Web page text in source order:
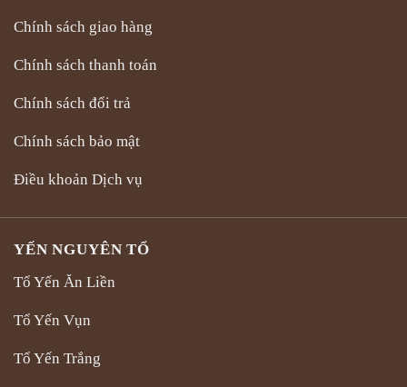
Chính sách giao hàng
Chính sách thanh toán
Chính sách đổi trả
Chính sách bảo mật
Điều khoản Dịch vụ
YẾN NGUYÊN TỔ
Tổ Yến Ăn Liền
Tổ Yến Vụn
Tổ Yến Trắng